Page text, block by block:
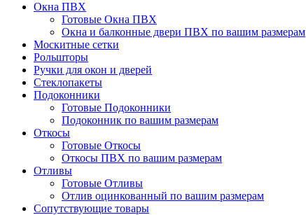
Окна ПВХ
Готовые Окна ПВХ
Окна и балконные двери ПВХ по вашим размерам
Москитные сетки
Рольшторы
Ручки для окон и дверей
Стеклопакеты
Подоконники
Готовые Подоконники
Подоконник по вашим размерам
Откосы
Готовые Откосы
Откосы ПВХ по вашим размерам
Отливы
Готовые Отливы
Отлив оцинкованный по вашим размерам
Сопутствующие товары